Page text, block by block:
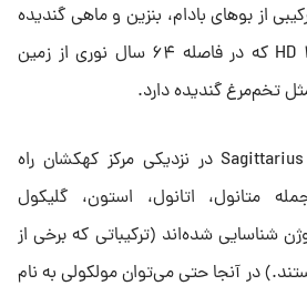
از بوهای بادام، بنزین و ماهی گندیده
است. سیاره HD ۱۸۹۷۳۳ b که در فاصله ۶۴ سال نوری از زمین
تخم‌مرغ گندیده دارد.
در سحابی غول‌پیکر Sagittarius B۲ در نزدیکی مرکز کهکشان راه
متانول، اتانول، استون، گلیکول
شناسایی شده‌اند (ترکیباتی که برخی از
در آنجا حتی می‌توان مولکولی به نام